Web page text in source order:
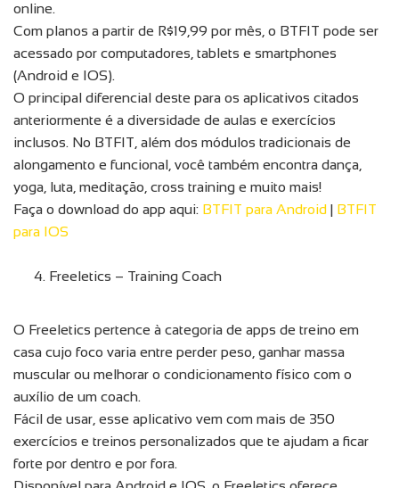
online.
Com planos a partir de R$19,99 por mês, o BTFIT pode ser
acessado por computadores, tablets e smartphones
(Android e IOS).
O principal diferencial deste para os aplicativos citados
anteriormente é a diversidade de aulas e exercícios
inclusos. No BTFIT, além dos módulos tradicionais de
alongamento e funcional, você também encontra dança,
yoga, luta, meditação, cross training e muito mais!
Faça o download do app aqui: BTFIT para Android | BTFIT
para IOS
Freeletics – Training Coach
O Freeletics pertence à categoria de apps de treino em
casa cujo foco varia entre perder peso, ganhar massa
muscular ou melhorar o condicionamento físico com o
auxílio de um coach.
Fácil de usar, esse aplicativo vem com mais de 350
exercícios e treinos personalizados que te ajudam a ficar
forte por dentro e por fora.